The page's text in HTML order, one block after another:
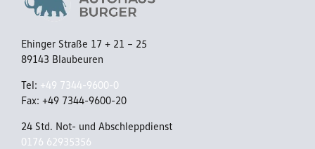
Ehinger Straße 17 + 21 – 25
89143 Blaubeuren
Tel: +49 7344-9600-0
Fax: +49 7344-9600-20
24 Std. Not- und Abschleppdienst
0176 62935356